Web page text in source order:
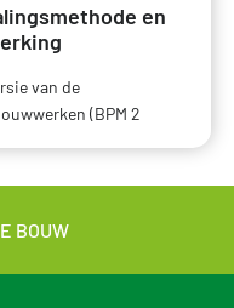
en
van de
(BPM 2
BOUW